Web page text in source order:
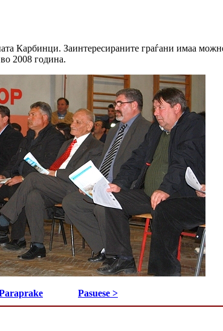
Карбинци. Заинтересираните граѓани имаа
2008 година.
Pasuese >